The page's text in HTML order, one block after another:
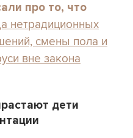
про то, что
нетрадиционных
смены пола и
вне закона
дети